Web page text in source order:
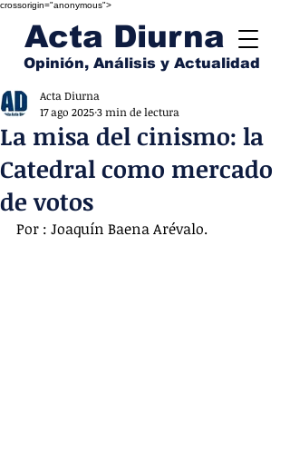
crossorigin="anonymous">
Acta Diurna
Opinión, Análisis y Actualidad
La misa del cinismo: la
Catedral como mercado
de votos
Acta Diurna
17 ago 20253 min de lectura
Por : Joaquín Baena Arévalo.